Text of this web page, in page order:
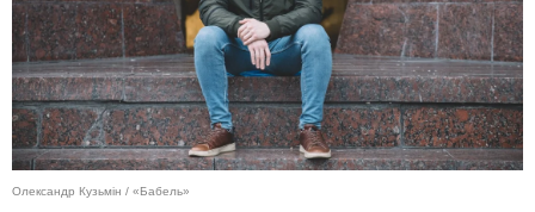
Олександр Кузьмін / «Бабель»